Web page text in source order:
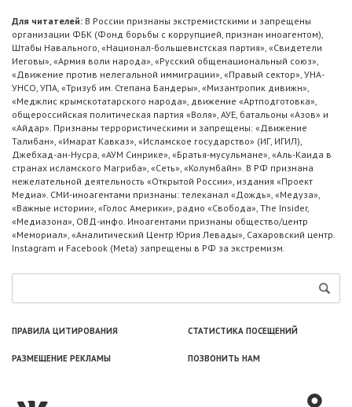
Для читателей: В России признаны экстремистскими и запрещены
организации ФБК (Фонд борьбы с коррупцией, признан иноагентом),
Штабы Навального, «Национал-большевистская партия», «Свидетели
Иеговы», «Армия воли народа», «Русский общенациональный союз»,
«Движение против нелегальной иммиграции», «Правый сектор», УНА-
УНСО, УПА, «Тризуб им. Степана Бандеры», «Мизантропик дивижн»,
«Меджлис крымскотатарского народа», движение «Артподготовка»,
общероссийская политическая партия «Воля», АУЕ, батальоны «Азов» и
«Айдар». Признаны террористическими и запрещены: «Движение
Талибан», «Имарат Кавказ», «Исламское государство» (ИГ, ИГИЛ),
Джебхад-ан-Нусра, «АУМ Синрике», «Братья-мусульмане», «Аль-Каида в
странах исламского Магриба», «Сеть», «Колумбайн». В РФ признана
нежелательной деятельность «Открытой России», издания «Проект
Медиа». СМИ-иноагентами признаны: телеканал «Дождь», «Медуза»,
«Важные истории», «Голос Америки», радио «Свобода», The Insider,
«Медиазона», ОВД-инфо. Иноагентами признаны общество/центр
«Мемориал», «Аналитический Центр Юрия Левады», Сахаровский центр.
Instagram и Facebook (Metа) запрещены в РФ за экстремизм.
ПРАВИЛА ЦИТИРОВАНИЯ СТАТИСТИКА ПОСЕЩЕНИЙ
РАЗМЕЩЕНИЕ РЕКЛАМЫ ПОЗВОНИТЬ НАМ